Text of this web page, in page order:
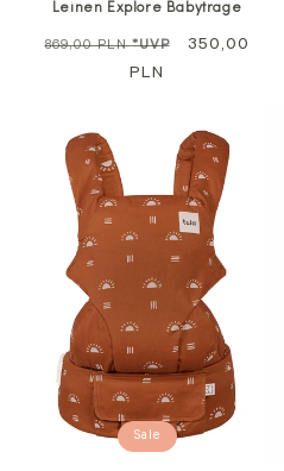
Leinen Explore Babytrage
Regulärer
869,00 PLN*UVP Sale
350,00
PLN
Sale